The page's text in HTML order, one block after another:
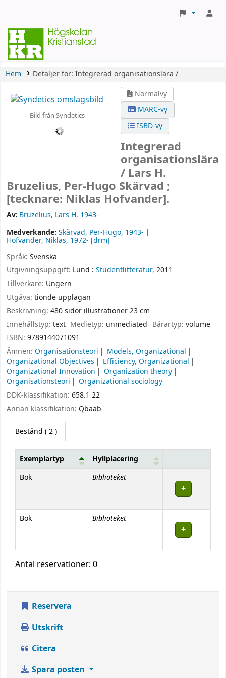
Hem Detaljer för: Integrerad organisationslära /
Bild från Syndetics
Normalvy
MARC-vy
ISBD-vy
Integrerad
organisationslära
/ Lars H.
Bruzelius, Per-Hugo Skärvad ;
[tecknare: Niklas Hofvander].
Av: Bruzelius, Lars H, 1943-
Medverkande: Skärvad, Per-Hugo, 1943-
Hofvander, Niklas, 1972- [drm]
Språk: Svenska
Utgivningsuppgift: Lund : Studentlitteratur, 2011
Tillverkare: Ungern
Utgåva: tionde upplagan
Beskrivning: 480 sidor illustrationer 23 cm
Innehållstyp: text Medietyp: unmediated Bärartyp: volume
ISBN: 9789144071091
Ämnen: Organisationsteori
Models, Organizational
Organizational Objectives
Efficiency, Organizational
Organizational Innovation
Organization theory
Organisationsteori
Organizational sociology
DDK-klassifikation: 658.1 22
Annan klassifikation: Qbaab
Bestånd ( 2 )
Bestånd
Exemplartyp
Hyllplacering
Bok
Biblioteket
Bok Biblioteket
Antal reservationer: 0
Reservera
Utskrift
Citera
Spara posten